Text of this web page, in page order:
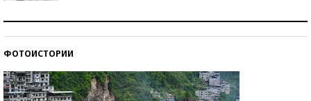
ФОТОИСТОРИИ